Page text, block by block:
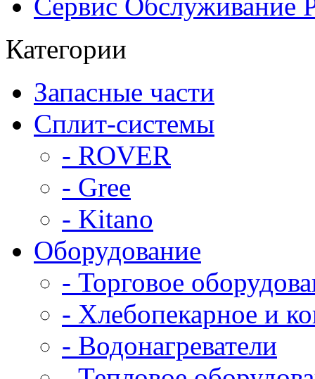
Категории
Запасные части
Сплит-системы
- ROVER
- Gree
- Kitano
Оборудование
- Торговое
- Хлебопекарное и
- Водонагреватели